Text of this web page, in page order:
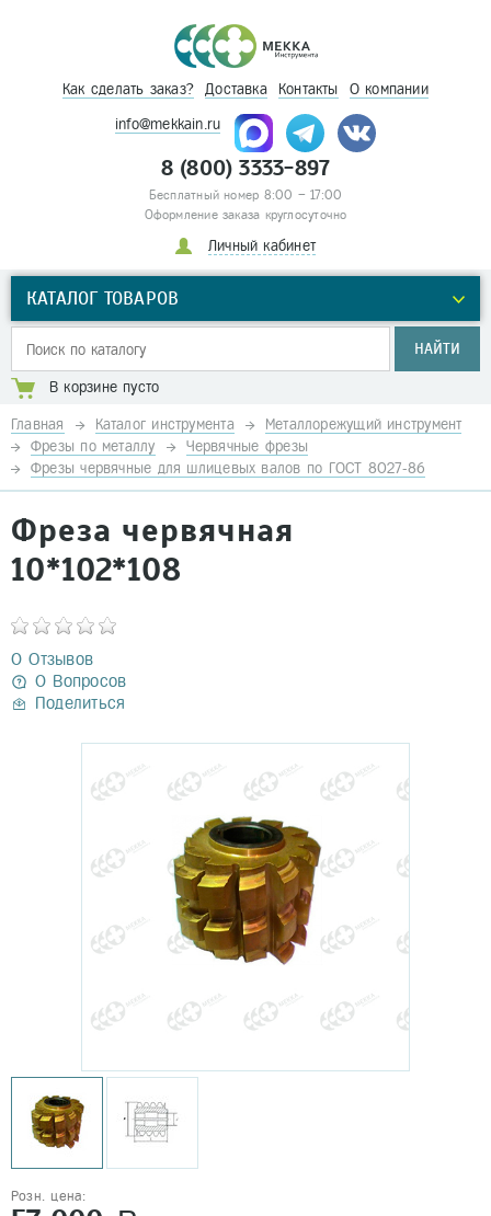
Как сделать заказ? Доставка Контакты О компании
info@mekkain.ru
8 (800) 3333-897
Бесплатный номер 8:00 – 17:00
Оформление заказа круглосуточно
Личный кабинет
КАТАЛОГ ТОВАРОВ
НАЙТИ
В корзине пусто
Главная Каталог инструмента
Металлорежущий инструмент
Фрезы по металлу
Червячные фрезы
Фрезы червячные для шлицевых валов по ГОСТ 8027-86
Фреза червячная
10*102*108
0 Отзывов
0 Вопросов
Поделиться
Розн. цена: